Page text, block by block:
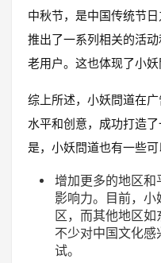
中秋节，是中国传统节
推出了一系列相关的活
老用户。这也体现了小妖
综上所述，小妖問道在
水平和创意，成功打造
是，小妖問道也有一些可
增加更多的地区和
影响力。目前，
区，而其他地区
不少对中国文化
试。